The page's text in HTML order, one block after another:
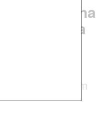
acidente na
na Mata
16 da rodovia,
traseira de um